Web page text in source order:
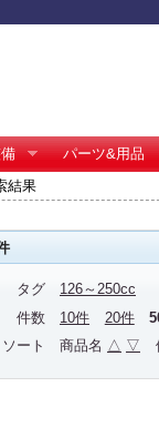
パーツ&用品
結果
タグ
126～250cc
件数
10件 20件
ソート
商品名 △ ▽